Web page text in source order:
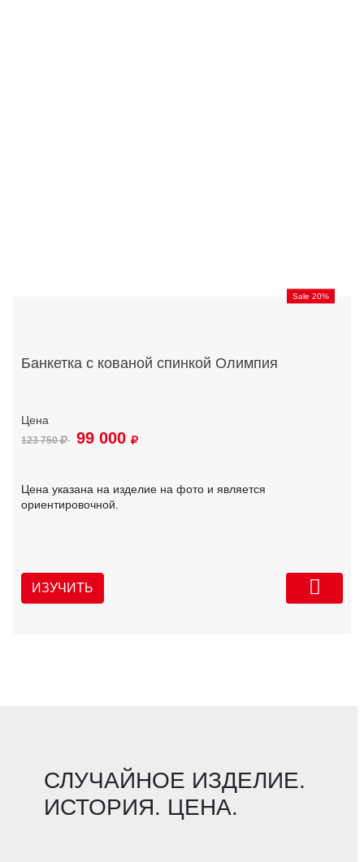
Sale 20%
Банкетка с кованой спинкой Олимпия
123 750 99 000
Цена указана на изделие на фото и является
ориентировочной.
ИЗУЧИТЬ
СЛУЧАЙНОЕ ИЗДЕЛИЕ.
ИСТОРИЯ. ЦЕНА.